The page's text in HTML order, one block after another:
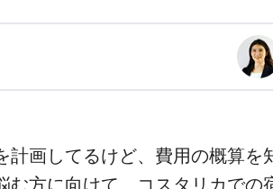
計画してるけど、費用の概算
む方に向けて、コスタリカで